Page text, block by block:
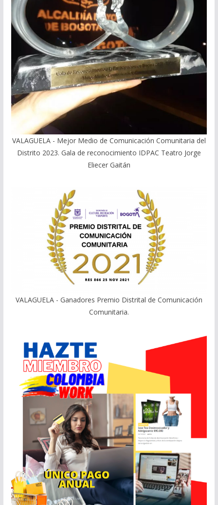
VALAGUELA - Mejor Medio de Comunicación Comunitaria del
Distrito 2023. Gala de reconocimiento IDPAC Teatro Jorge
Eliecer Gaitán
VALAGUELA - Ganadores Premio Distrital de Comunicación
Comunitaria.